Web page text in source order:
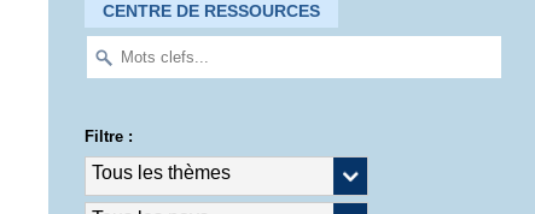
CENTRE DE RESSOURCES
Filtre :